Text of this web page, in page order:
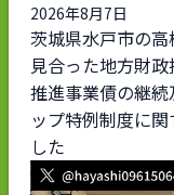
2026年8月7日
茨城県水戸市の
見合った地方財
推進事業債の継
ップ特例制度に
した